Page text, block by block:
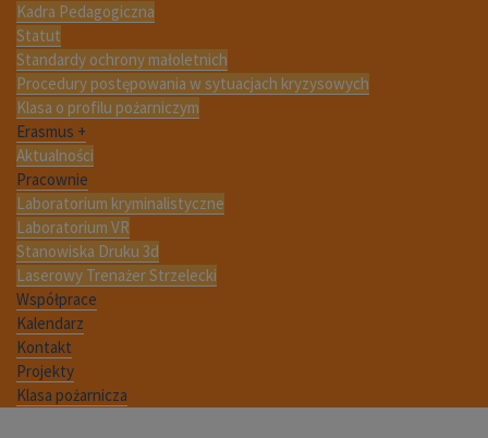
Kadra Pedagogiczna
Statut
Standardy ochrony małoletnich
Procedury postępowania w sytuacjach kryzysowych
Klasa o profilu pożarniczym
Erasmus +
Aktualności
Pracownie
Laboratorium kryminalistyczne
Laboratorium VR
Stanowiska Druku 3d
Laserowy Trenażer Strzelecki
Współprace
Kalendarz
Kontakt
Projekty
Klasa pożarnicza